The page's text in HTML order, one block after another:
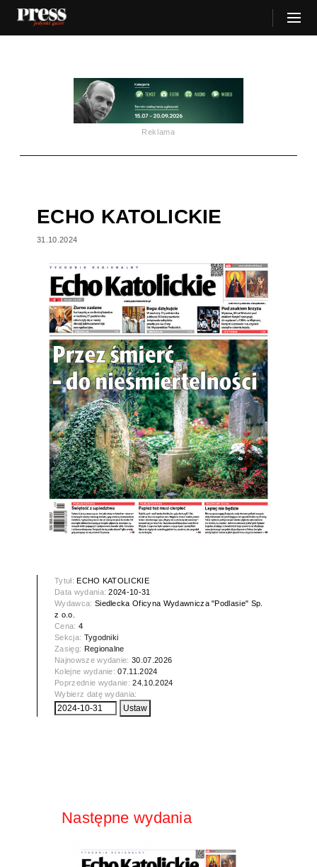
Reklama
ECHO KATOLICKIE
31.10.2024
Tytuł:ECHO KATOLICKIE
Data wydania:2024-10-31
Wydawca: Siedlecka Oficyna Wydawnicza "Podlasie" Sp.
z o.o.
Cena: 4
Sekcja: Tygodniki
Zasięg: Regionalne
Najnowsze wydanie:30.07.2026
Kolejne wydanie:07.11.2024
Poprzednie wydanie:24.10.2024
Wybierz datę wydania:
Następne wydania